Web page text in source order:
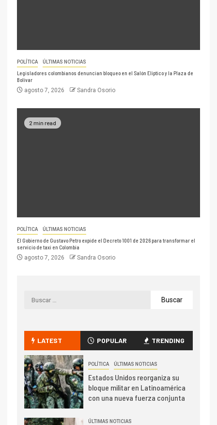
POLÍTICA ÚLTIMAS NOTICIAS
Legisladores colombianos denuncian bloqueo en el Salón Elíptico y la Plaza de
Bolívar
agosto 7, 2026 Sandra Osorio
2 min read
POLÍTICA ÚLTIMAS NOTICIAS
El Gobierno de Gustavo Petro expide el Decreto 1001 de 2026 para transformar el
servicio de taxi en Colombia
agosto 7, 2026 Sandra Osorio
LATEST POPULAR TRENDING
POLÍTICA ÚLTIMAS NOTICIAS
Estados Unidos reorganiza su
bloque militar en Latinoamérica
con una nueva fuerza conjunta
ÚLTIMAS NOTICIAS